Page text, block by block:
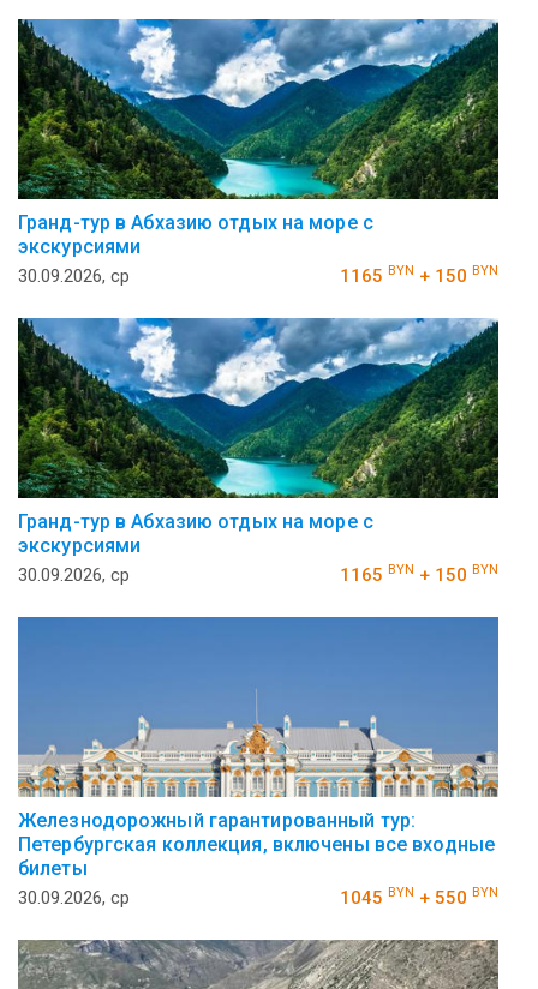
Гранд-тур в Абхазию отдых на море с
экскурсиями
30.09.2026, ср 1165 BYN + 150 BYN
Гранд-тур в Абхазию отдых на море с
экскурсиями
30.09.2026, ср 1165 BYN + 150 BYN
Железнодорожный гарантированный тур:
Петербургская коллекция, включены все входные
билеты
30.09.2026, ср 1045 BYN + 550 BYN